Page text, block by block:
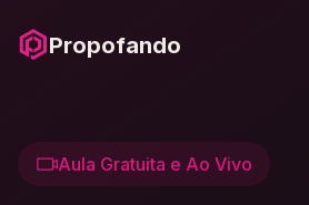
Propofando
Aula Gratuita e Ao Vivo